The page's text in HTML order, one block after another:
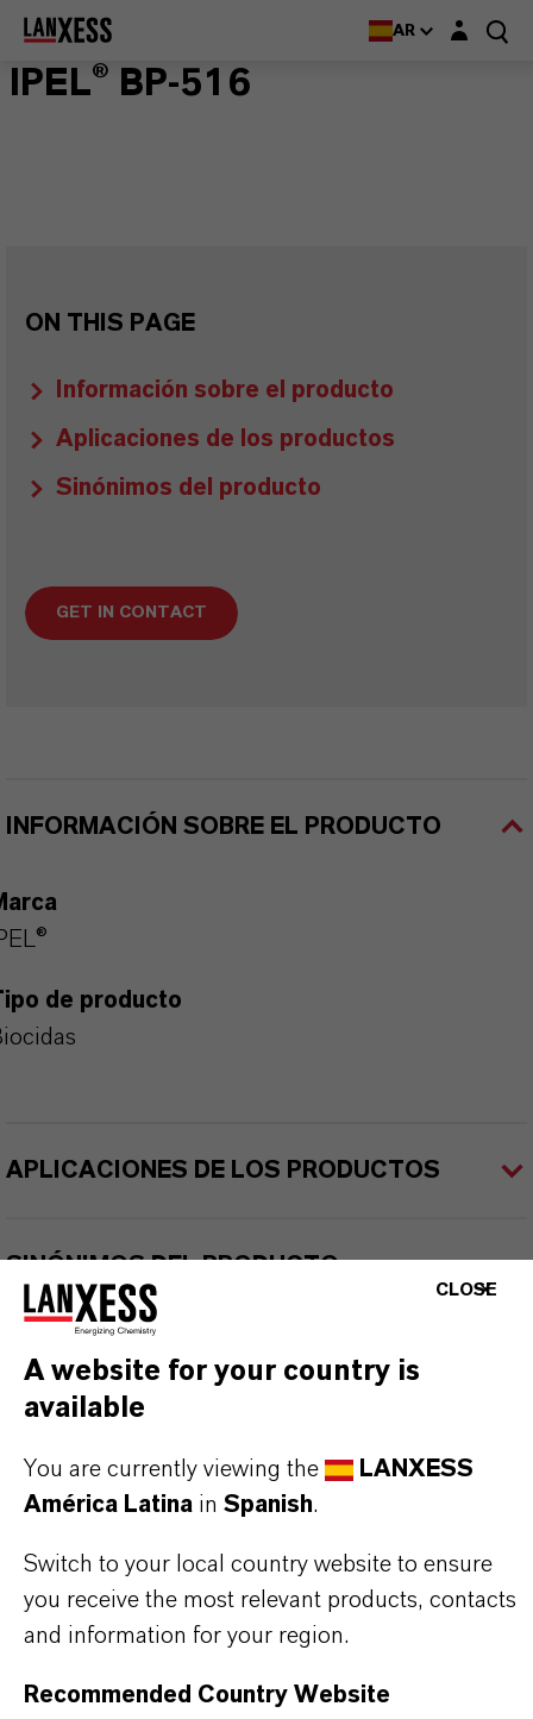
AR Login layer
IPEL® BP-516
ON THIS PAGE
Información sobre el producto
Aplicaciones de los productos
Sinónimos del producto
GET IN CONTACT
INFORMACIÓN SOBRE EL PRODUCTO
de producto
APLICACIONES DE LOS PRODUCTOS
SINÓNIMOS DEL PRODUCTO
Contacto comercial
Jarinu
CLOSE
A website for your country is
available
You are currently viewing the
LANXESS
América Latina in Spanish.
Switch to your local country website to ensure
you receive the most relevant products, contacts
and information for your region.
Recommended Country Website